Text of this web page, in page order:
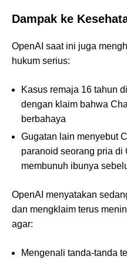
Dampak ke
OpenAI saat ini juga
hukum serius:
Kasus remaja 16 tahun
dengan klaim bahwa
berbahaya
Gugatan lain menyebut
paranoid seorang pria di
membunuh ibunya
OpenAI menyatakan
dan mengklaim terus
agar:
Mengenali tanda-tanda